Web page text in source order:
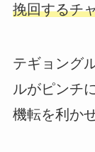
挽回するチ
テギョング
ルがピンチ
機転を利か